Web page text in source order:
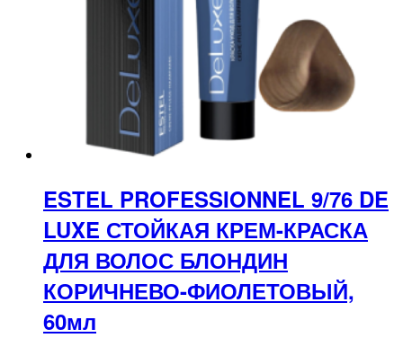
ESTEL PROFESSIONNEL 9/76 DE
LUXE СТОЙКАЯ КРЕМ-КРАСКА
ДЛЯ ВОЛОС БЛОНДИН
КОРИЧНЕВО-ФИОЛЕТОВЫЙ,
60мл